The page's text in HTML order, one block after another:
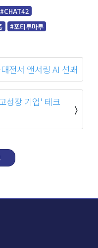
#CHAT42
#포티투마루
전서 앤서링 AI 선봬
성장 기업' 테크